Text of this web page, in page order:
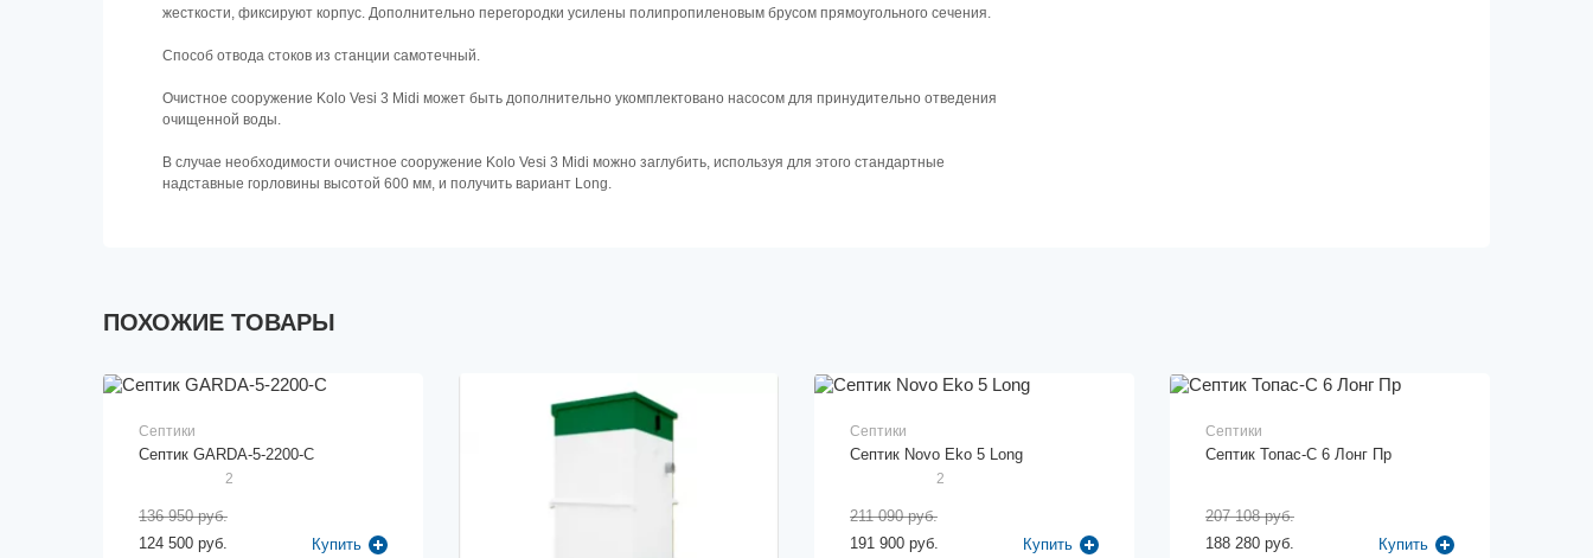
жесткости, фиксируют корпус. Дополнительно перегородки усилены полипропиленовым брусом прямоугольного сечения.
Способ отвода стоков из станции самотечный.
Очистное сооружение Kolo Vesi 3 Midi может быть дополнительно укомплектовано насосом для принудительно отведения
очищенной воды.
В случае необходимости очистное сооружение Kolo Vesi 3 Midi можно заглубить, используя для этого стандартные
надставные горловины высотой 600 мм, и получить вариант Long.
ПОХОЖИЕ ТОВАРЫ
Септики
Cептик GARDA-5-2200-C
2
124 500 руб.
136 950 руб.
Купить
Септики
Септик Novo Eko 5 Long
2
191 900 руб.
211 090 руб.
Купить
Септики
Септик Топас-С 6 Лонг Пр
188 280 руб.
207 108 руб.
Купить